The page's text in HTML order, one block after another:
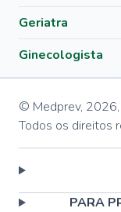
Geriatra
Ginecologista
© Medprev, 2026,
Todos os direitos
PARA